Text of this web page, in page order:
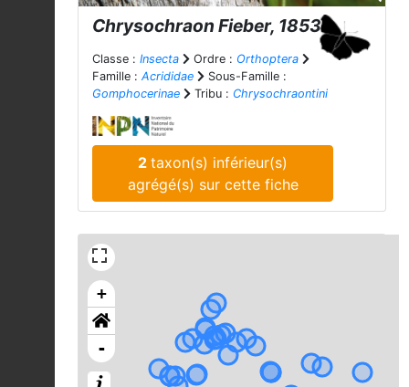
Chrysochraon Fieber, 1853
Classe : Insecta Ordre : Orthoptera
Famille : Acrididae
Sous-Famille :
Gomphocerinae
Tribu : Chrysochraontini
2taxon(s) inférieur(s)
agrégé(s) sur cette fiche
+
-